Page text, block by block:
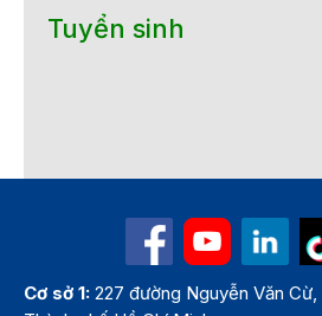
Tuyển sinh
Cơ sở 1: 227 đường Nguyễn Văn